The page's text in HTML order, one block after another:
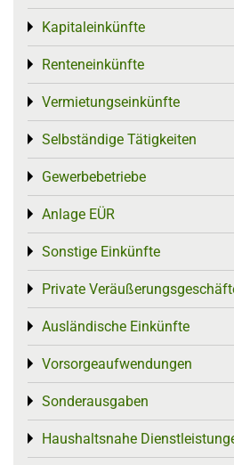
Kapitaleinkünfte
Toggle menu
Renteneinkünfte
Toggle menu
Vermietungseinkünfte
Toggle menu
Selbständige Tätigkeiten
Toggle menu
Gewerbebetriebe
Toggle menu
Anlage EÜR
Toggle menu
Sonstige Einkünfte
Toggle menu
Private
Toggle menu
Ausländische Einkünfte
Toggle menu
Vorsorgeaufwendungen
Toggle menu
Sonderausgaben
Toggle menu
Haushaltsnahe
Toggle menu